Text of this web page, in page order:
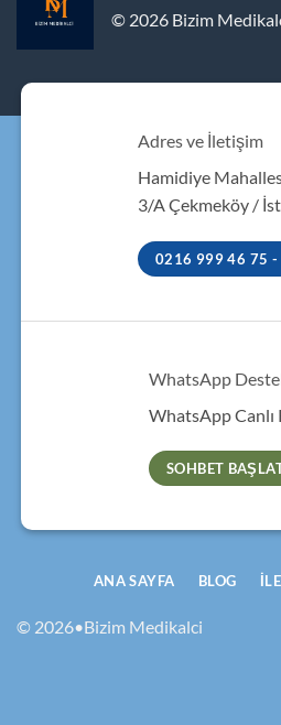
© 2026 Bizim
Adres ve İletişim
Hamidiye
3/A Çekmeköy /
0216 999 46 75
WhatsApp
WhatsApp Canlı
SOHBET
© 2026•Bizim Medikalci
ANA SAYFA BLOG